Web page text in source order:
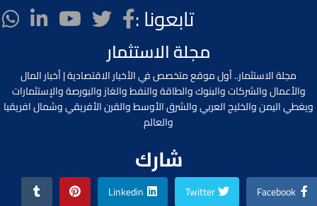
تابعونا :
مجلة الاستثمار
مجلة الاستثمار.. أول موقع متخصص في الأخبار الاقتصادية | أخبار المال
والأعمال والشركات والبنوك والطاقة والنفط والغاز والبورصة والإستثمارات
ويغطي اليمن والخليج العربي والشرق الأوسط والقرن الأفريقي وشمال افريقيا
والعالم
شارك
Facebook
Twitter
Linkedin